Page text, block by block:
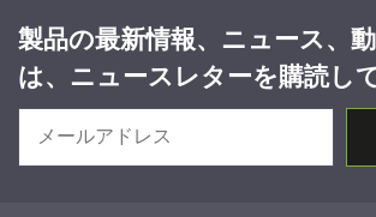
製品の最新情報、ニュース、
は、ニュースレターを購読し